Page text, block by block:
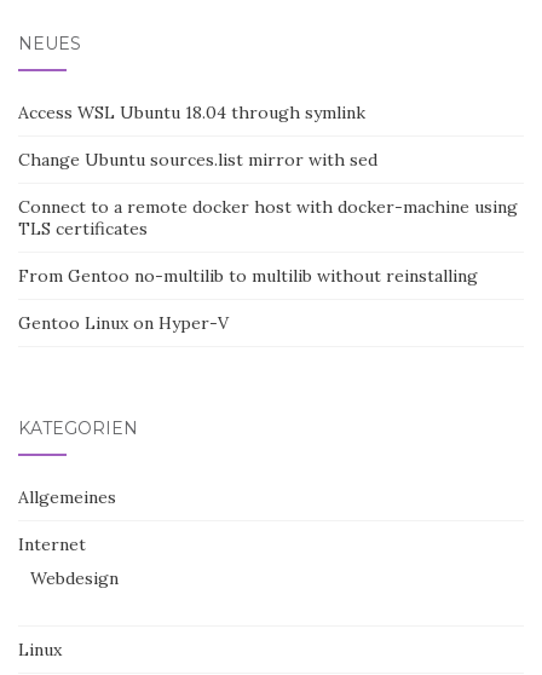
NEUES
Access WSL Ubuntu 18.04 through symlink
Change Ubuntu sources.list mirror with sed
Connect to a remote docker host with docker-machine using
TLS certificates
From Gentoo no-multilib to multilib without reinstalling
Gentoo Linux on Hyper-V
KATEGORIEN
Allgemeines
Internet
Webdesign
Linux